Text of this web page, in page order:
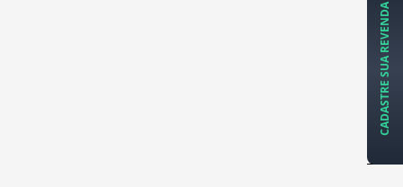
CADASTRE SUA REVENDA